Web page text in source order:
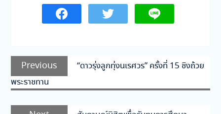
แนะแนว
เรื่อง
Previous
Previous
post:
“ดาวรุ่งลูกทุ่งนเรศวร” ครั้งที่ 15 ชิงถ้วย
พระราชทาน
Next